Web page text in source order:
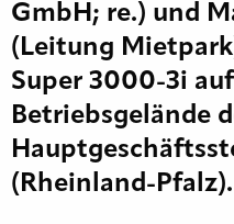
GmbH; re.) und
(Leitung
Super 3000-3i
Betriebsgelände
(Rheinland-Pfalz).